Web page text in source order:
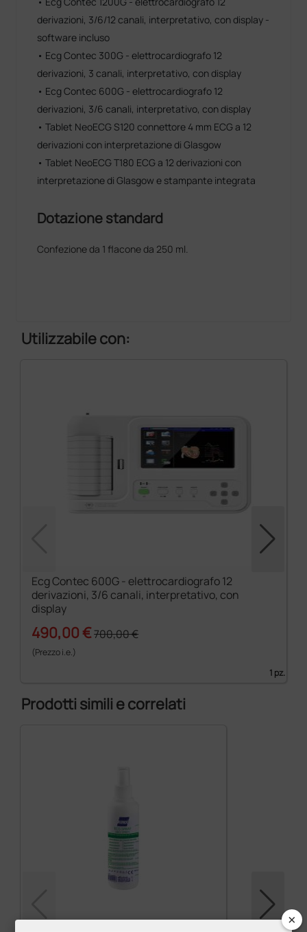
derivazioni, 3/6/12 canali, interpretativo, con display -
software incluso
• Ecg Contec 300G - elettrocardiografo 12
derivazioni, 3 canali, interpretativo, con display
• Ecg Contec 600G - elettrocardiografo 12
derivazioni, 3/6 canali, interpretativo, con display
• Tablet NeoECG S120 connettore 4 mm ECG a 12
derivazioni con interpretazione di Glasgow
• Tablet NeoECG T180 ECG a 12 derivazioni con
interpretazione di Glasgow e stampante integrata
Dotazione standard
Confezione da 1 flacone da 250 ml.
Utilizzabile con:
Ecg Contec 600G - elettrocardiografo 12
derivazioni, 3/6 canali, interpretativo, con
display
490,00 €700,00 €
(Prezzo i.e.)
1 pz.
Prodotti simili e correlati
×